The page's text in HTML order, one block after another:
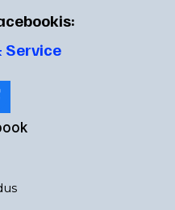
Service